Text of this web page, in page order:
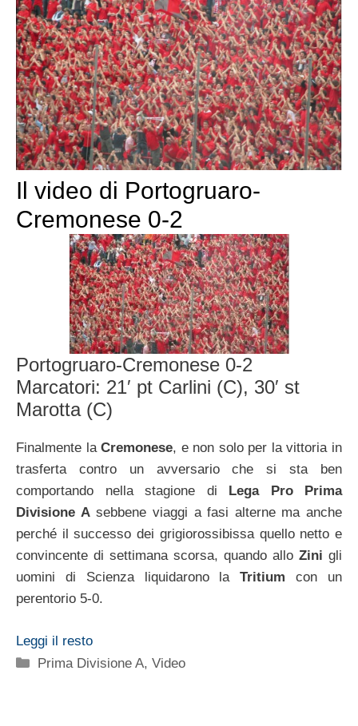
Il video di Portogruaro-
Cremonese 0-2
Portogruaro-Cremonese 0-2
Marcatori: 21′ pt Carlini (C), 30′ st
Marotta (C)
Finalmente laCremonese, e non solo per la vittoria in
trasferta contro un avversario che si sta ben
comportando nella stagione di Lega Pro Prima
Divisione Asebbene viaggi a fasi alterne ma anche
perché il successo dei grigiorossibissa quello netto e
convincente di settimana scorsa, quando allo Zini gli
uomini di Scienza liquidarono laTritium con un
perentorio 5-0.
Leggi il resto
Categorie
Prima Divisione A,Video